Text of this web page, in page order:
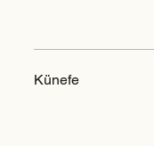
Künefe